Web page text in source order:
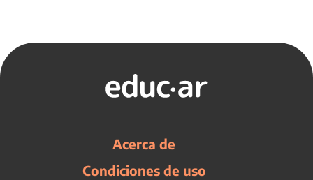
Acerca de
Condiciones de uso